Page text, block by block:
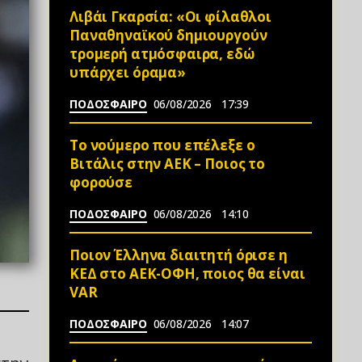
Λιβάι Γκαρσία: «Οι φίλαθλοι
Παναθηναϊκού δημιουργούν
τρομερή ατμόσφαιρα, εδώ
υπάρχει όραμα»
ΠΟΔΟΣΦΑΙΡΟ 06/08/2026 17:39
Το νούμερο που επέλεξε ο
Βιτάλις στην ΑΕΚ – Ποιος το
φορούσε
ΠΟΔΟΣΦΑΙΡΟ 06/08/2026 14:10
Ποιον Έλληνα διαιτητή όρισε η
ΚΕΔ στο ΑΕΚ-ΟΦΗ, ποιος θα είναι
VAR
ΠΟΔΟΣΦΑΙΡΟ 06/08/2026 14:07